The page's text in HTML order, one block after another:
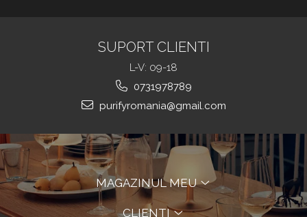
SUPORT CLIENTI
L-V: 09-18
0731978789
purifyromania@gmail.com
MAGAZINUL MEU
CLIENTI